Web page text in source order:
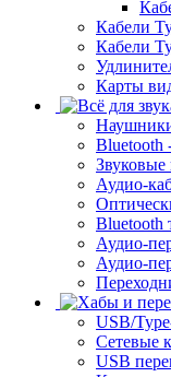
Кабели
Кабели
Карты
Bluetooth
Аудио-
Bluetooth
Аудио-
Аудио-
USB/
Сетевые
USB